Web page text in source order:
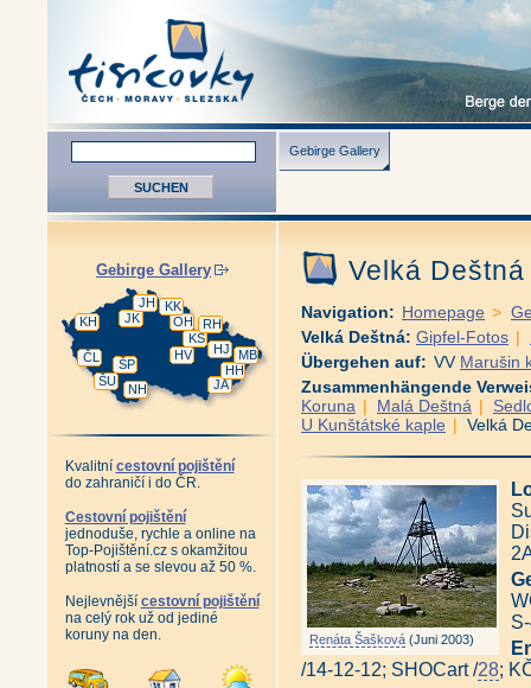
Gebirge Gallery
Gebirge Gallery
JA
HH
MB
HJ
HV
NH
KS
RH
ŠP
ŠU
OH
JK
KK
ČL
JH
KH
Kvalitní cestovní pojištění
do zahraničí i do ČR.
Cestovní pojištění
jednoduše, rychle a online na
Top-Pojištění.cz s okamžitou
platností a se slevou až 50 %.
Nejlevnější cestovní pojištění
na celý rok už od jediné
koruny na den.
Velká
Navigation: Homepage >
Velká Deštná: Gipfel-Fotos |
Übergehen auf: VV Marušin
Zusammenhängende
Koruna | Malá Deštná |
U Kunštátské kaple | Velká
Renáta Šašková (Juni 2003)
/14-12-12; SHOCart /28;